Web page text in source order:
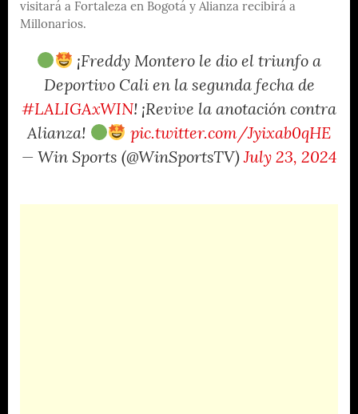
visitará a Fortaleza en Bogotá y Alianza recibirá a
Millonarios.
¡Freddy Montero le dio el triunfo a
Deportivo Cali en la segunda fecha de
#LALIGAxWIN! ¡Revive la anotación contra
Alianza!
pic.twitter.com/Jyixab0qHE
— Win Sports (@WinSportsTV)July 23, 2024